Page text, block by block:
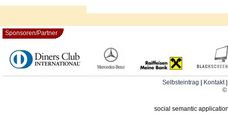
Sponsoren/Partner
Selbsteintrag Kontakt
©
social semantic